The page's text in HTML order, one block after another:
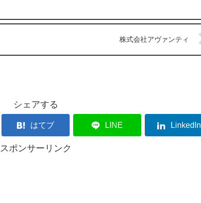
株式会社アヴァンティ
シェアする
はてブ LINE LinkedIn
スポンサーリンク